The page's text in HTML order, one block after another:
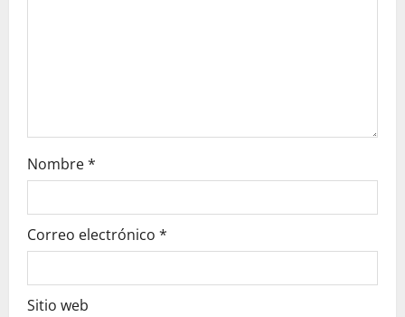
Nombre*
Correo electrónico *
Sitio web